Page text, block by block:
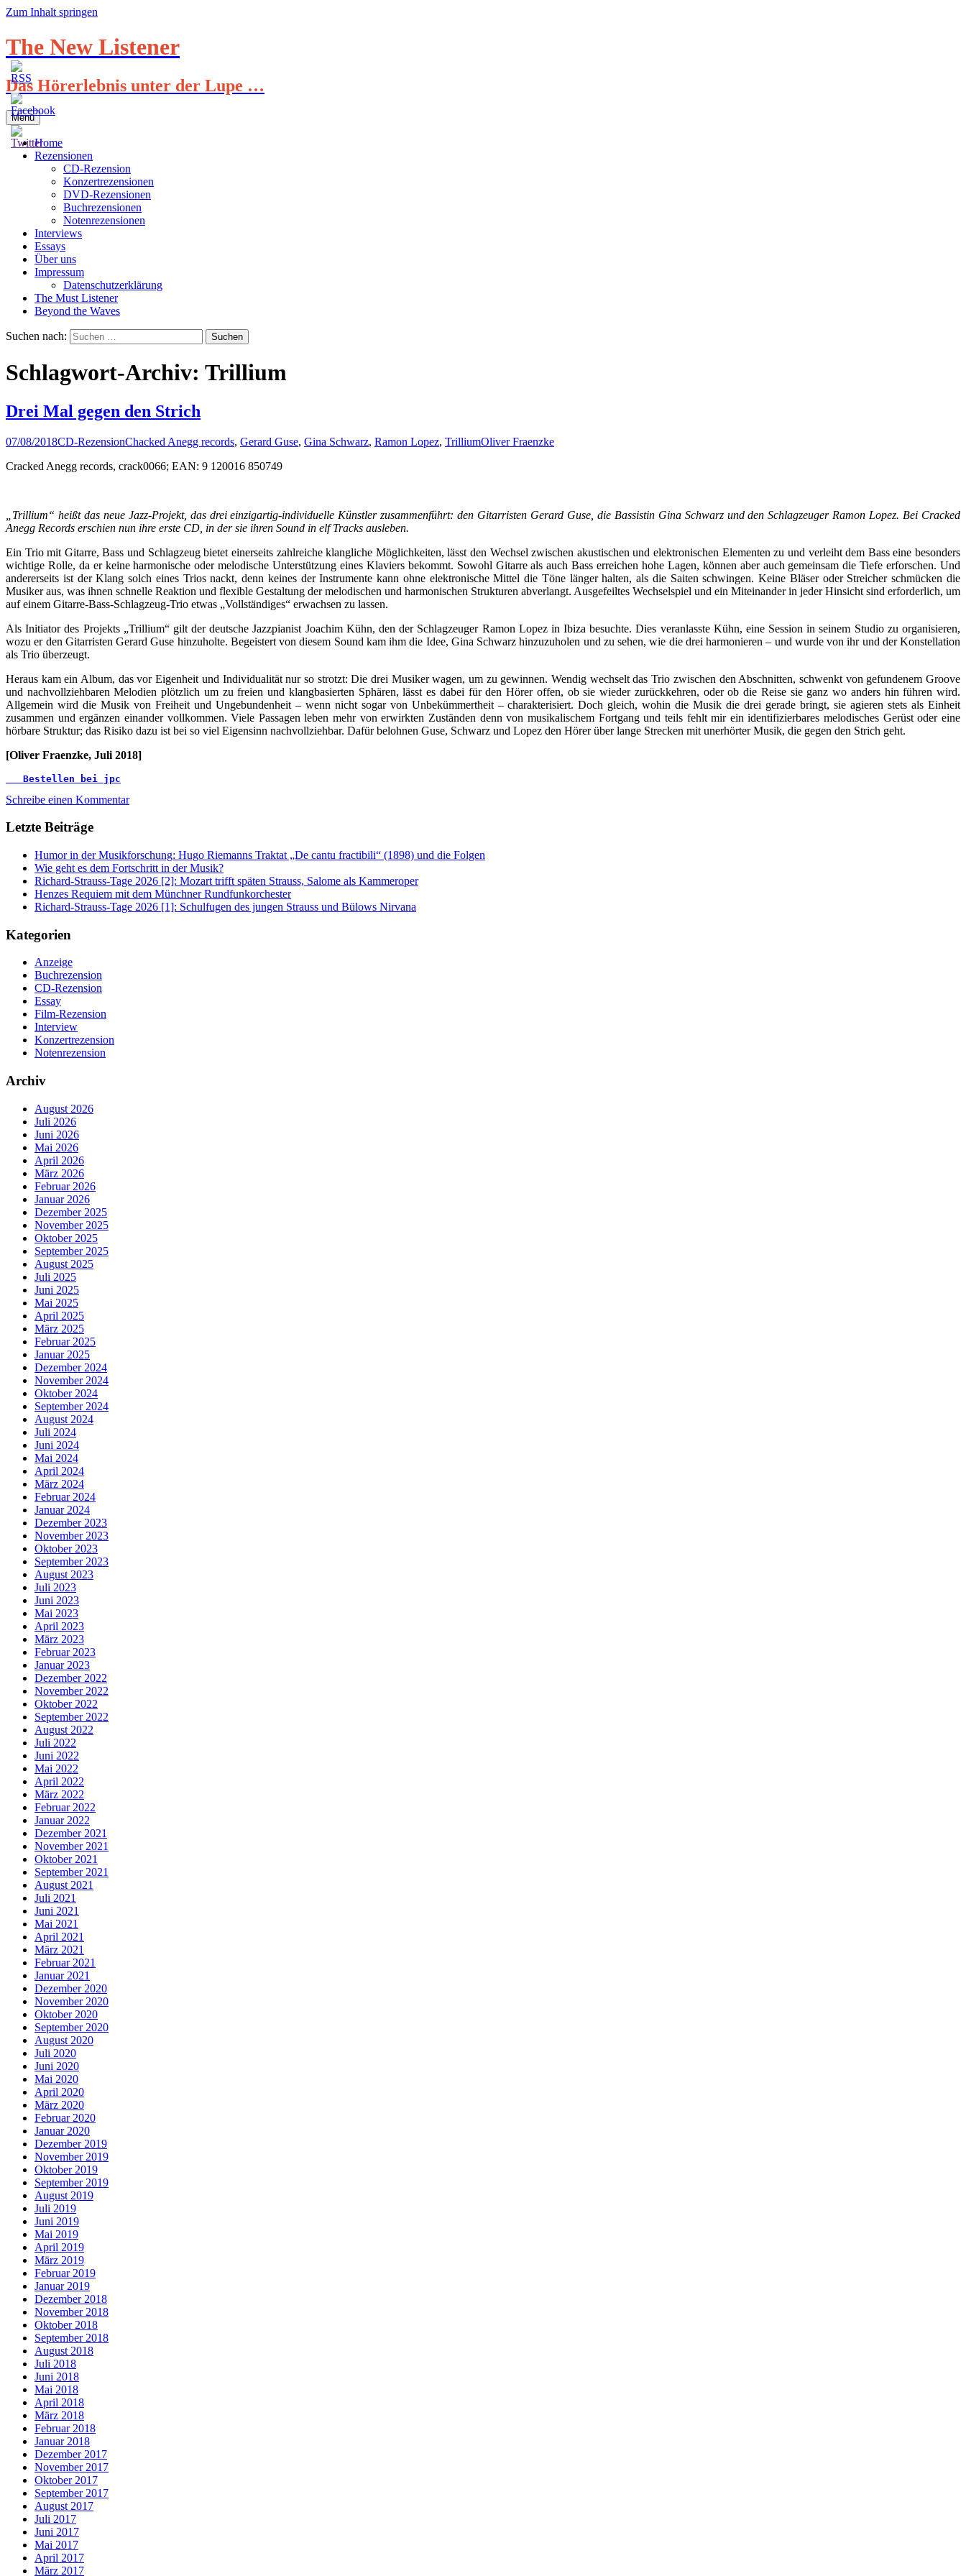
Zum Inhalt springen
The New Listener
Das Hörerlebnis unter der Lupe …
Menü
Home
Rezensionen
CD-Rezension
Konzertrezensionen
DVD-Rezensionen
Buchrezensionen
Notenrezensionen
Interviews
Essays
Über uns
Impressum
Datenschutzerklärung
The Must Listener
Beyond the Waves
Suchen nach:
Schlagwort-Archiv: Trillium
Drei Mal gegen den Strich
07/08/2018CD-RezensionChacked Anegg records, Gerard Guse, Gina Schwarz, Ramon Lopez, TrilliumOliver Fraenzke
Cracked Anegg records, crack0066; EAN: 9 120016 850749
„Trillium“ heißt das neue Jazz-Projekt, das drei einzigartig-individuelle Künstler zusammenführt: den Gitarristen Gerard Guse, die Bassistin Gina Schwarz und den Schlagzeuger Ramon Lopez. Bei Cracked
Anegg Records erschien nun ihre erste CD, in der sie ihren Sound in elf Tracks ausleben.
Ein Trio mit Gitarre, Bass und Schlagzeug bietet einerseits zahlreiche klangliche Möglichkeiten, lässt den Wechsel zwischen akustischen und elektronischen Elementen zu und verleiht dem Bass eine besonders
wichtige Rolle, da er keine harmonische oder melodische Unterstützung eines Klaviers bekommt. Sowohl Gitarre als auch Bass erreichen hohe Lagen, können aber auch gemeinsam die Tiefe erforschen. Und
andererseits ist der Klang solch eines Trios nackt, denn keines der Instrumente kann ohne elektronische Mittel die Töne länger halten, als die Saiten schwingen. Keine Bläser oder Streicher schmücken die
Musiker aus, was ihnen schnelle Reaktion und flexible Gestaltung der melodischen und harmonischen Strukturen abverlangt. Ausgefeiltes Wechselspiel und ein Miteinander in jeder Hinsicht sind erforderlich, um
auf einem Gitarre-Bass-Schlagzeug-Trio etwas „Vollständiges“ erwachsen zu lassen.
Als Initiator des Projekts „Trillium“ gilt der deutsche Jazzpianist Joachim Kühn, den der Schlagzeuger Ramon Lopez in Ibiza besuchte. Dies veranlasste Kühn, eine Session in seinem Studio zu organisieren,
wozu er den Gitarristen Gerard Guse hinzuholte. Begeistert von diesem Sound kam ihm die Idee, Gina Schwarz hinzuzuholen und zu sehen, wie die drei harmonieren – und wurde von ihr und der Konstellation
als Trio überzeugt.
Heraus kam ein Album, das vor Eigenheit und Individualität nur so strotzt: Die drei Musiker wagen, um zu gewinnen. Wendig wechselt das Trio zwischen den Abschnitten, schwenkt von gefundenem Groove
und nachvollziehbaren Melodien plötzlich um zu freien und klangbasierten Sphären, lässt es dabei für den Hörer offen, ob sie wieder zurückkehren, oder ob die Reise sie ganz wo anders hin führen wird.
Allgemein wird die Musik von Freiheit und Ungebundenheit – wenn nicht sogar von Unbekümmertheit – charakterisiert. Doch gleich, wohin die Musik die drei gerade bringt, sie agieren stets als Einheit
zusammen und ergänzen einander vollkommen. Viele Passagen leben mehr von erwirkten Zuständen denn von musikalischem Fortgang und teils fehlt mir ein identifizierbares melodisches Gerüst oder eine
hörbare Struktur; das Risiko dazu ist bei so viel Eigensinn nachvollziehbar. Dafür belohnen Guse, Schwarz und Lopez den Hörer über lange Strecken mit unerhörter Musik, die gegen den Strich geht.
[Oliver Fraenzke, Juli 2018]
Bestellen bei jpc
Schreibe einen Kommentar
Letzte Beiträge
Humor in der Musikforschung: Hugo Riemanns Traktat „De cantu fractibili“ (1898) und die Folgen
Wie geht es dem Fortschritt in der Musik?
Richard-Strauss-Tage 2026 [2]: Mozart trifft späten Strauss, Salome als Kammeroper
Henzes Requiem mit dem Münchner Rundfunkorchester
Richard-Strauss-Tage 2026 [1]: Schulfugen des jungen Strauss und Bülows Nirvana
Kategorien
Anzeige
Buchrezension
CD-Rezension
Essay
Film-Rezension
Interview
Konzertrezension
Notenrezension
Archiv
August 2026
Juli 2026
Juni 2026
Mai 2026
April 2026
März 2026
Februar 2026
Januar 2026
Dezember 2025
November 2025
Oktober 2025
September 2025
August 2025
Juli 2025
Juni 2025
Mai 2025
April 2025
März 2025
Februar 2025
Januar 2025
Dezember 2024
November 2024
Oktober 2024
September 2024
August 2024
Juli 2024
Juni 2024
Mai 2024
April 2024
März 2024
Februar 2024
Januar 2024
Dezember 2023
November 2023
Oktober 2023
September 2023
August 2023
Juli 2023
Juni 2023
Mai 2023
April 2023
März 2023
Februar 2023
Januar 2023
Dezember 2022
November 2022
Oktober 2022
September 2022
August 2022
Juli 2022
Juni 2022
Mai 2022
April 2022
März 2022
Februar 2022
Januar 2022
Dezember 2021
November 2021
Oktober 2021
September 2021
August 2021
Juli 2021
Juni 2021
Mai 2021
April 2021
März 2021
Februar 2021
Januar 2021
Dezember 2020
November 2020
Oktober 2020
September 2020
August 2020
Juli 2020
Juni 2020
Mai 2020
April 2020
März 2020
Februar 2020
Januar 2020
Dezember 2019
November 2019
Oktober 2019
September 2019
August 2019
Juli 2019
Juni 2019
Mai 2019
April 2019
März 2019
Februar 2019
Januar 2019
Dezember 2018
November 2018
Oktober 2018
September 2018
August 2018
Juli 2018
Juni 2018
Mai 2018
April 2018
März 2018
Februar 2018
Januar 2018
Dezember 2017
November 2017
Oktober 2017
September 2017
August 2017
Juli 2017
Juni 2017
Mai 2017
April 2017
März 2017